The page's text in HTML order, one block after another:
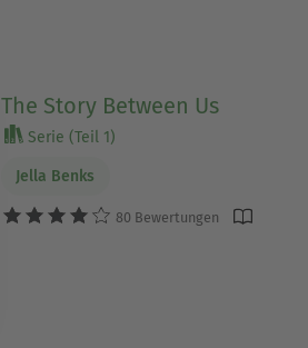
The Story Between Us
Serie (Teil 1)
Jella Benks
80 Bewertungen